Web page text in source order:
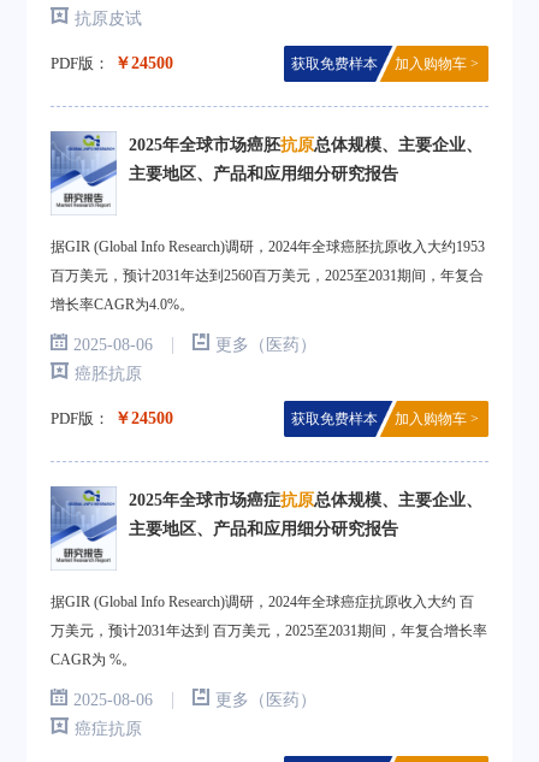
抗原皮试
PDF版： ￥24500 获取免费样本 加入购物车 >
2025年全球市场癌胚抗原总体规模、主要企业、
主要地区、产品和应用细分研究报告
据GIR (Global Info Research)调研，2024年全球癌胚抗原收入大约1953
百万美元，预计2031年达到2560百万美元，2025至2031期间，年复合
增长率CAGR为4.0%。
2025-08-06 |
更多（医药）
癌胚抗原
PDF版： ￥24500 获取免费样本 加入购物车 >
2025年全球市场癌症抗原总体规模、主要企业、
主要地区、产品和应用细分研究报告
据GIR (Global Info Research)调研，2024年全球癌症抗原收入大约 百
万美元，预计2031年达到 百万美元，2025至2031期间，年复合增长率
CAGR为 %。
2025-08-06 |
更多（医药）
癌症抗原